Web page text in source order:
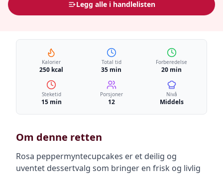
Legg alle i handlelisten
Kalorier
250 kcal
Total tid
35 min
Forberedelse
20 min
Steketid
15 min
Porsjoner
12
Nivå
Middels
Om denne retten
Rosa peppermyntecupcakes er et deilig og
uventet dessertvalg som bringer en frisk og livlig